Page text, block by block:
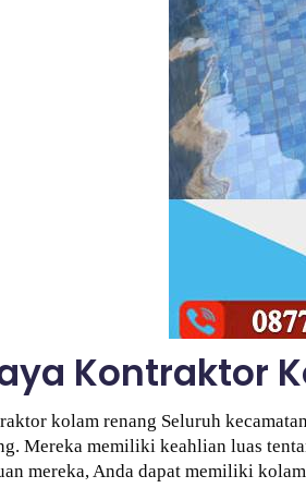
Kontraktor
kolam renang Seluruh
Mereka memiliki keahlian luas
mereka, Anda dapat memiliki